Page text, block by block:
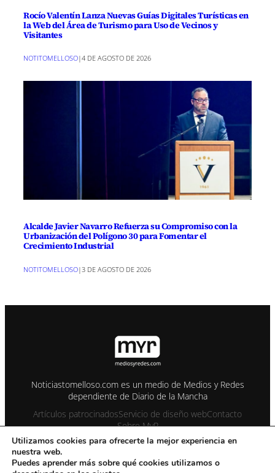
Rocío Valentín Lanza Nuevas Guías Digitales Turísticas en
la Web del Área de Turismo para Uso de Vecinos y
Visitantes
NOTITOMELLOSO|4 DE AGOSTO DE 2026
Alcalde Javier Navarro Refuerza su Compromiso con la
Urbanización del Polígono 30 para Fomentar el
Crecimiento Industrial
NOTITOMELLOSO|3 DE AGOSTO DE 2026
Noticiastomelloso.com es un medio de Medios y Redes
dependiente de Diario de la Mancha
Artículos patrocinadosServicio de diseño webContacto
Sobre MyR
© 1995-2026 Color Vivo Internet. Otros contenidos se cita fuente.
Utilizamos cookies para ofrecerte la mejor experiencia en
nuestra web.
Puedes aprender más sobre qué cookies utilizamos o